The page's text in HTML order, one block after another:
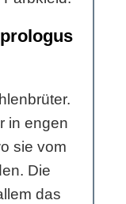
in engen
sie vom
Die
das